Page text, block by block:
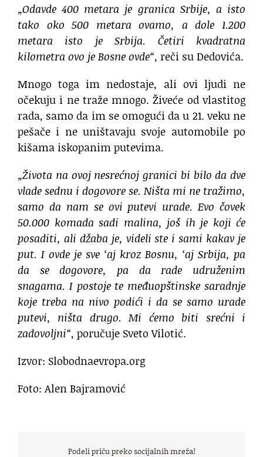
„Odavde 400 metara je granica Srbije, a isto
tako oko 500 metara ovamo, a dole 1.200
metara isto je Srbija. Četiri kvadratna
kilometra ovo je Bosne ovde“, reči su Dedovića.
Mnogo toga im nedostaje, ali ovi ljudi ne
očekuju i ne traže mnogo. Živeće od vlastitog
rada, samo da im se omogući da u 21. veku ne
pešače i ne uništavaju svoje automobile po
kišama iskopanim putevima.
„Života na ovoj nesrećnoj granici bi bilo da dve
vlade sednu i dogovore se. Ništa mi ne tražimo,
samo da nam se ovi putevi urade. Evo čovek
50.000 komada sadi malina, još ih je koji će
posaditi, ali džaba je, videli ste i sami kakav je
put. I ovde je sve ‘aj kroz Bosnu, ‘aj Srbija, pa
da se dogovore, pa da rade udruženim
snagama. I postoje te međuopštinske saradnje
koje treba na nivo podići i da se samo urade
putevi, ništa drugo. Mi ćemo biti srećni i
zadovoljni“, poručuje Sveto Vilotić.
Izvor: Slobodnaevropa.org
Foto: Alen Bajramović
Podeli priču preko socijalnih mreža!